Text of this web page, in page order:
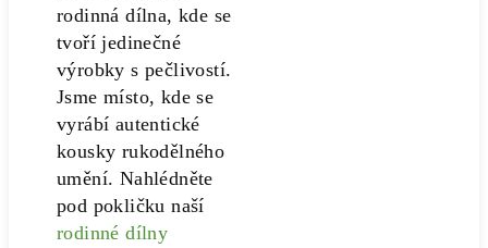
rodinná dílna, kde se
tvoří jedinečné
výrobky s pečlivostí.
Jsme místo, kde se
vyrábí autentické
kousky rukodělného
umění. Nahlédněte
pod pokličku naší
rodinné dílny